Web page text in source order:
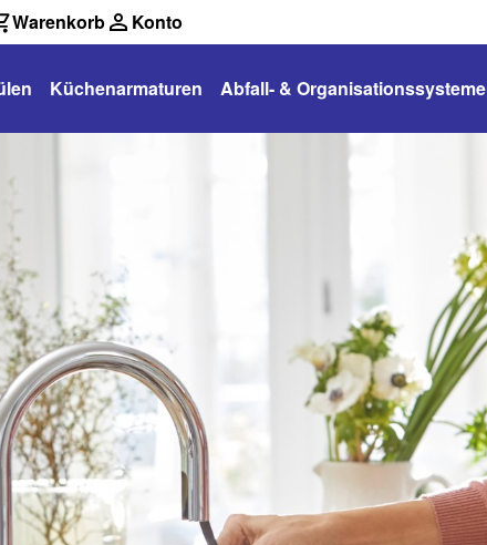
Warenkorb Konto
Küchenarmaturen Abfall- & Organisationssysteme